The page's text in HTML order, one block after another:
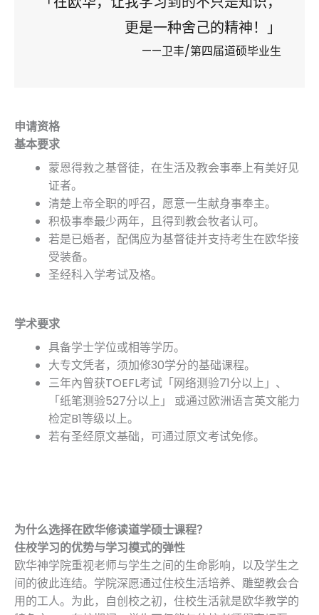
更是一种舍己的精神！」
——卫丰/第四届道硕毕业生
申请资格
基本要求
蒙恩得救之基督徒，在生活及教会事奉上有美好见
证者。
清楚上帝全职的呼召，愿意一生献身事奉主。
积极事奉最少两年，且得到教会牧者认可。
若是已婚者，配偶应为基督徒并支持考生在欧华接
受装备。
圣经科入学考试及格。
学术要求
具备学士学位或相等学历。
大专文凭者，须加修30学分的基础课程。
三年內曾获TOEFL考试「网络测验71分以上」、
「纸笔测验527分以上」 或通过欧洲语言英文能力
检定B1等级以上。
若有圣经原文基础，可通过原文考试免修。
为什么选择在欧华修读道学硕士课程？
住校学习的优势与学习模式的弹性
欧华神学院重视老师与学生之间的生命影响，以及学生之
间的彼此连结。学院深愿通过住校生活培养、雕塑教会合
用的工人。为此，自创校之初，住校生活就是欧华教学的